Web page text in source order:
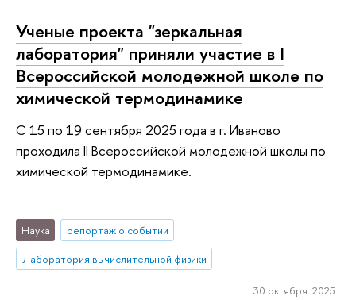
Ученые проекта "зеркальная
лаборатория" приняли участие в I
Всероссийской молодежной школе по
химической термодинамике
С 15 по 19 сентября 2025 года в г. Иваново
проходила II Всероссийской молодежной школы по
химической термодинамике.
Наука
репортаж о событии
Лаборатория вычислительной физики
30 октября 2025